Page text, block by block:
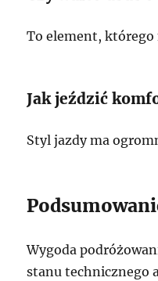
To element, którego
Jak jeździć
Styl jazdy ma
Wygoda
stanu technicznego